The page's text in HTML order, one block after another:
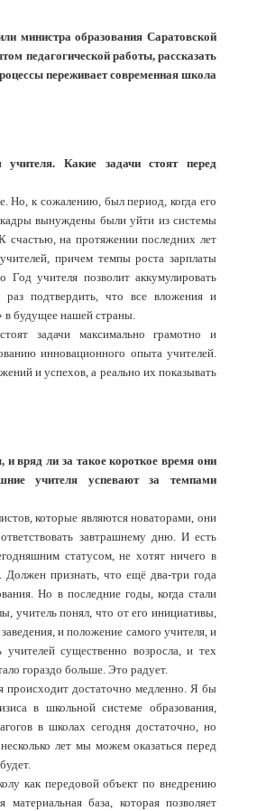
министра образования Саратовской
педагогической работы, рассказать
переживает современная школа
Какие задачи стоят перед
Но, к сожалению, был период, когда его
кадры вынуждены были уйти из системы
счастью, на протяжении последних лет
причем темпы роста зарплаты
учителя позволит аккумулировать
подтвердить, что все вложения и
в будущее нашей страны.
задачи максимально грамотно и
инновационного опыта учителей.
и успехов, а реально их показывать
вряд ли за такое короткое время они
учителя успевают за темпами
которые являются новаторами, они
завтрашнему дню. И есть
статусом, не хотят ничего в
признать, что ещё два-три года
Но в последние годы, когда стали
учитель понял, что от его инициативы,
и положение самого учителя, и
существенно возросла, и тех
гораздо больше. Это радует.
происходит достаточно медленно. Я бы
в школьной системе образования,
в школах сегодня достаточно, но
лет мы можем оказаться перед
как передовой объект по внедрению
база, которая позволяет